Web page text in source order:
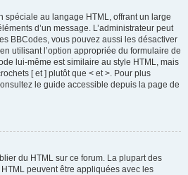
spéciale au langage HTML, offrant un large
d’un message. L’administrateur peut
BBCodes, vous pouvez aussi les désactiver
utilisant l’option appropriée du formulaire de
lui-même est similaire au style HTML, mais
[ et ] plutôt que < et >. Pour plus
le guide accessible depuis la page de
du HTML sur ce forum. La plupart des
peuvent être appliquées avec les